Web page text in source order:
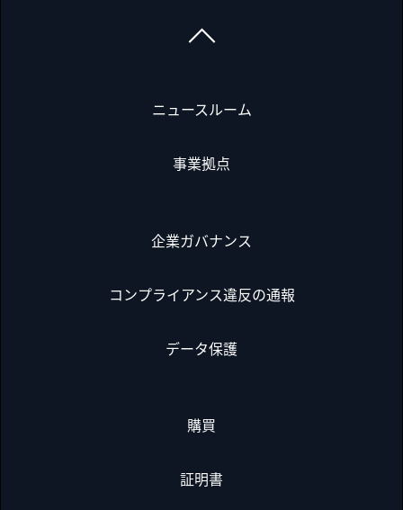
ニュースルーム
事業拠点
企業ガバナンス
コンプライアンス違反の通報
データ保護
購買
証明書